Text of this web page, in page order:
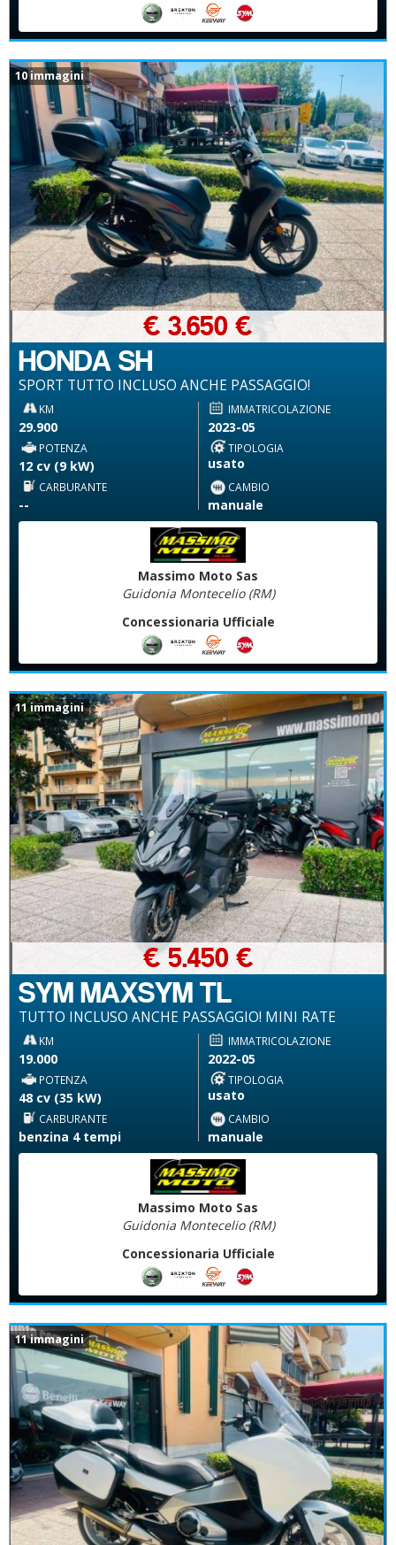
10 immagini
HONDA SH
SPORT TUTTO INCLUSO ANCHE PASSAGGIO!
€ 3.650 €
KM
29.900
IMMATRICOLAZIONE
2023-05
POTENZA
12 cv (9 kW)
TIPOLOGIA
usato
CARBURANTE
--
CAMBIO
manuale
Massimo Moto Sas
Guidonia Montecelio (RM)
Concessionaria Ufficiale
11 immagini
SYM MAXSYM TL
TUTTO INCLUSO ANCHE PASSAGGIO! MINI RATE
€ 5.450 €
KM
19.000
IMMATRICOLAZIONE
2022-05
POTENZA
48 cv (35 kW)
TIPOLOGIA
usato
CARBURANTE
benzina 4 tempi
CAMBIO
manuale
Massimo Moto Sas
Guidonia Montecelio (RM)
Concessionaria Ufficiale
11 immagini